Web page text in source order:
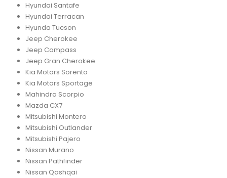
Hyundai Santafe
Hyundai Terracan
Hyunda Tucson
Jeep Cherokee
Jeep Compass
Jeep Gran Cherokee
Kia Motors Sorento
Kia Motors Sportage
Mahindra Scorpio
Mazda CX7
Mitsubishi Montero
Mitsubishi Outlander
Mitsubishi Pajero
Nissan Murano
Nissan Pathfinder
Nissan Qashqai